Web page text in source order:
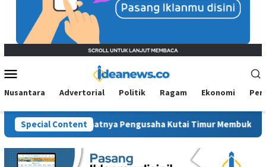
Menu
Nusantara Advertorial Politik Ragam Ekonomi
Special Content
Saatnya Pengusaha Kutai Timur Membuktikan Diri